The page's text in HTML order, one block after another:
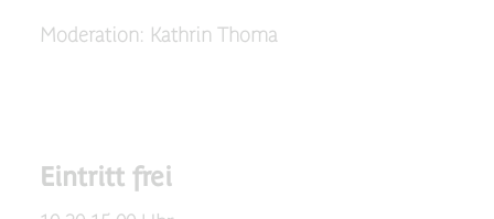
Moderation: Kathrin Thoma
Eintritt frei